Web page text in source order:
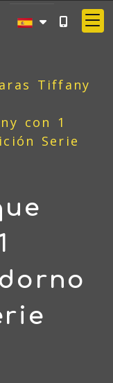
Tiffany
con 1
Serie